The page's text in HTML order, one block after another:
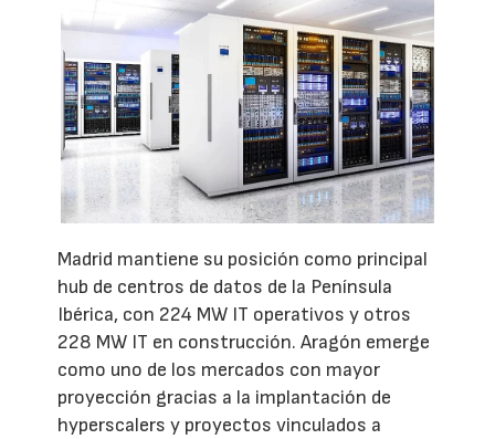
Madrid mantiene su posición como principal
hub de centros de datos de la Península
Ibérica, con 224 MW IT operativos y otros
228 MW IT en construcción. Aragón emerge
como uno de los mercados con mayor
proyección gracias a la implantación de
hyperscalers y proyectos vinculados a